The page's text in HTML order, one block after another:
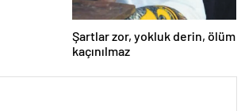
Şartlar zor, yokluk derin, ölüm
kaçınılmaz